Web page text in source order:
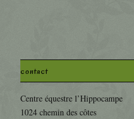
contact
Centre équestre l’Hippocampe
1024 chemin des côtes